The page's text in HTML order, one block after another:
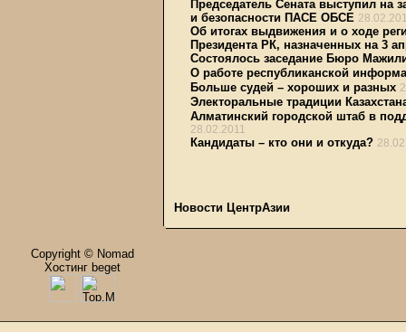
Председатель Сената выступил на
и безопасности ПАСЕ ОБСЕ
Об итогах выдвижения и о ходе
Президента РК, назначенных на 3
Состоялось заседание Бюро
О работе республиканской
Больше судей – хороших и разных
Электоральные традиции
Алматинский городской штаб в
28.02.2011
Кандидаты – кто они и откуда?
Новости ЦентрАзии
Copyright © Nomad
Хостинг beget